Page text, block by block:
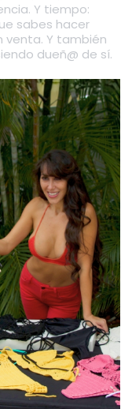
Y tiempo:
sabes hacer
venta. Y también
dueñ@ de sí.